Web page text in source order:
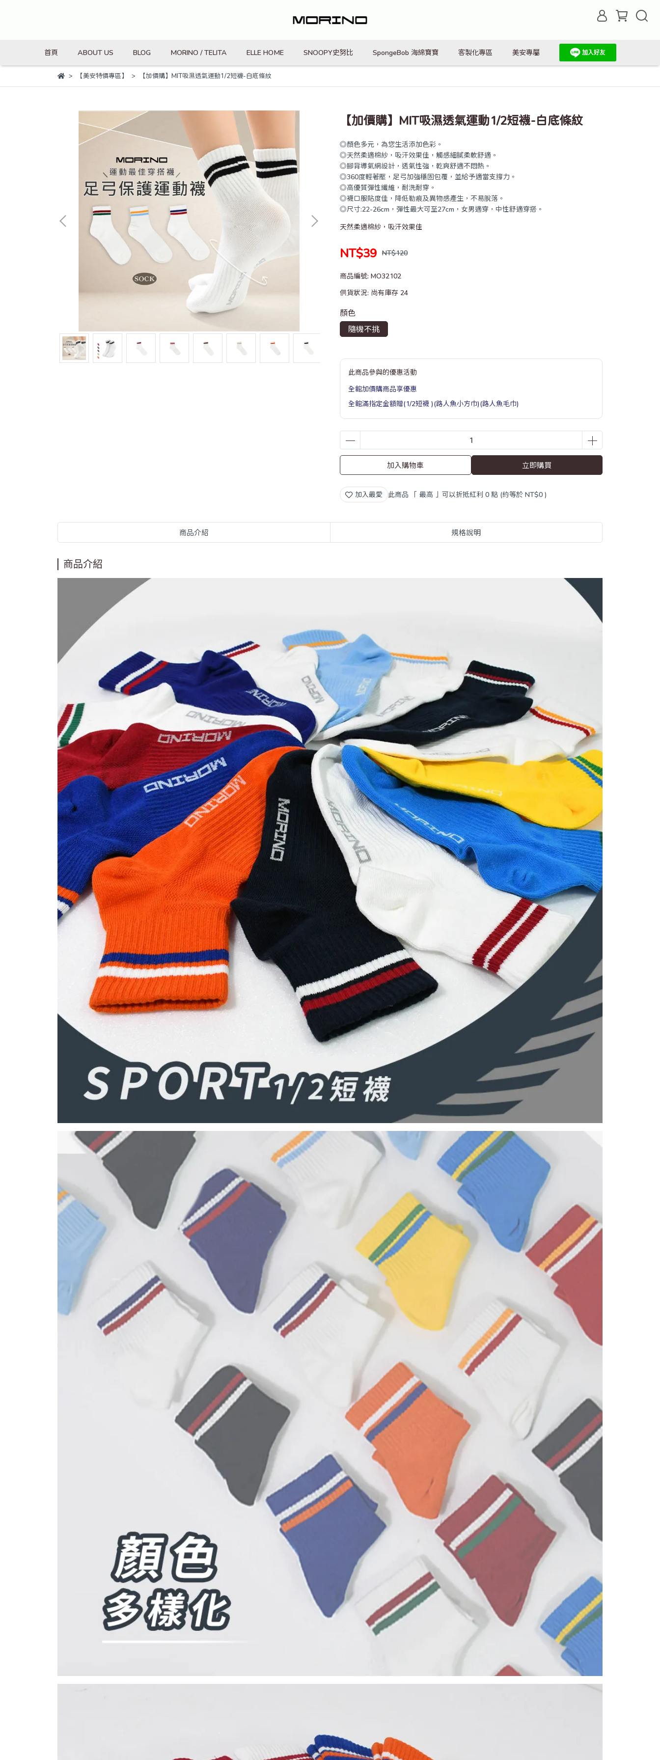
首頁 ABOUT US BLOG MORINO / TELITA ELLE HOME SNOOPY史努比 SpongeBob 海綿寶寶 客製化專區 美安專屬
【美安特價專區】 【加價購】MIT吸濕透氣運動1/2短襪-白底條紋
【加價購】MIT吸濕透氣運動1/2短襪-白底條紋
◎顏色多元，為您生活添加色彩。
◎天然柔適棉紗，吸汗效果佳，觸感細膩柔軟舒適。
◎腳背導氣網設計，透氣性強，乾爽舒適不悶熱。
◎360度輕著壓，足弓加強穩固包覆，並給予適當支撐力。
◎高優質彈性纖維，耐洗耐穿。
◎襪口服貼度佳，降低勒痕及異物感產生，不易脫落。
◎尺寸:22-26cm，彈性最大可至27cm，女男適穿，中性舒適穿搭。
天然柔適棉紗，吸汗效果佳
NT$39 NT$120
商品編號: MO32102
供貨狀況: 尚有庫存 24
顏色
隨機不挑
此商品參與的優惠活動
全館加價購商品享優惠
全館滿指定金額贈(1/2短襪 )(路人魚小方巾)(路人魚毛巾)
加入購物車 立即購買
加入最愛 此商品 「 最高 」可以折抵紅利 0 點 (約等於 NT$0 )
商品介紹 規格說明
商品介紹